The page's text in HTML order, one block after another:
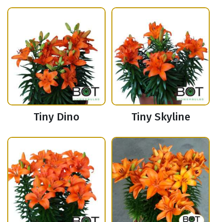
Tiny Dino Tiny Skyline